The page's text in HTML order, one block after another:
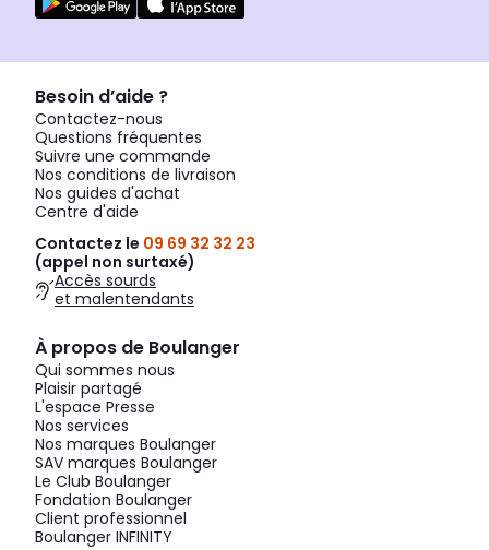
Besoin d’aide ?
Contactez-nous
Questions fréquentes
Suivre une commande
Nos conditions de livraison
Nos guides d'achat
Centre d'aide
Contactez le 09 69 32 32 23
(appel non surtaxé)
Accès sourds
et malentendants
À propos de Boulanger
Qui sommes nous
Plaisir partagé
L'espace Presse
Nos services
Nos marques Boulanger
SAV marques Boulanger
Le Club Boulanger
Fondation Boulanger
Client professionnel
Boulanger INFINITY